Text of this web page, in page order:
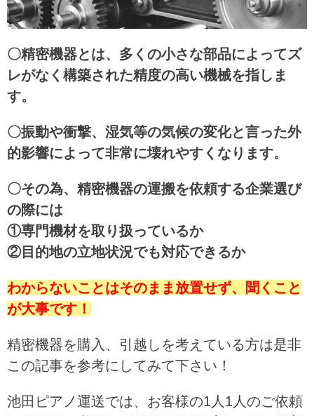
〇精密機器とは、多くの小さな部品によってズ
レがなく構築された精度の高い機械を指しま
す。
〇振動や衝撃、湿気等の気候の変化と言った外
的影響によって非常に壊れやすくなります。
〇その為、精密機器の運搬を依頼する企業選び
の際には
①専門機材を取り扱っているか
②目的地の立地状況でも対応できるか
わからないことはそのまま放置せず、聞くこと
が大事です！
精密機器を購入、引越しを考えている方は是非
この記事を参考にしてみて下さい！
池田ピアノ運送では、お客様の1人1人のご依頼